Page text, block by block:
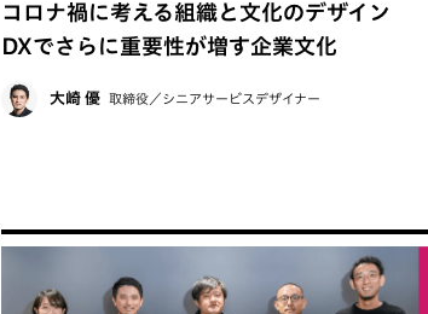
コロナ禍に考える組織と文化のデザイン
DXでさらに重要性が増す企業文化
大崎 優 取締役／シニアサービスデザイナー